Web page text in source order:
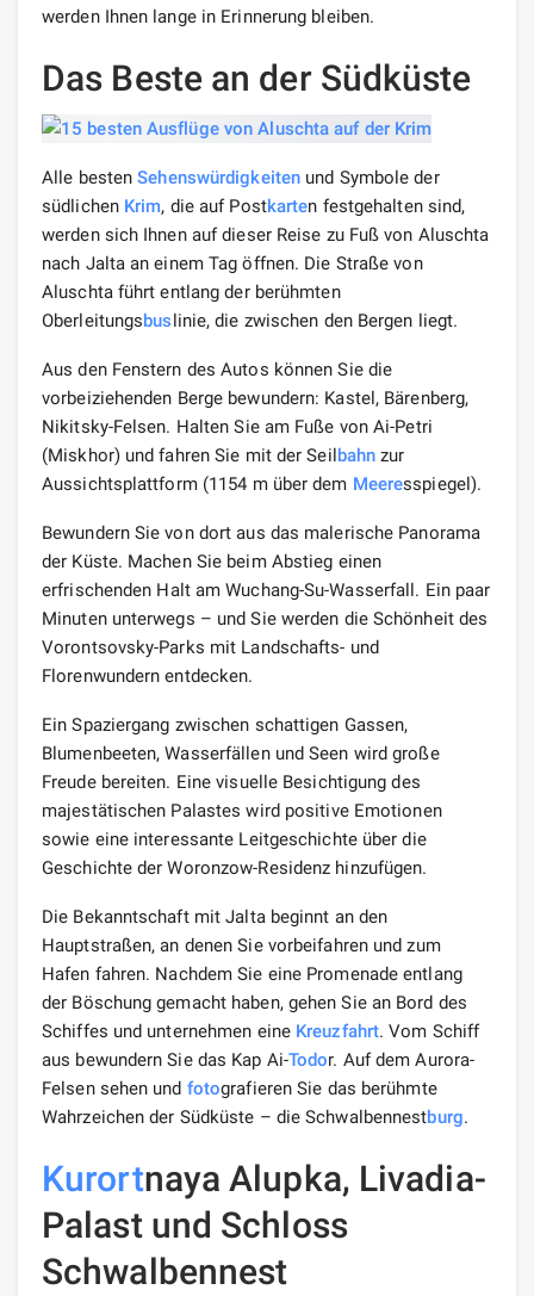
werden Ihnen lange in Erinnerung bleiben.
Das Beste an der Südküste
Alle bestenSehenswürdigkeiten und Symbole der
südlichen Krim, die auf Postkarten festgehalten sind,
werden sich Ihnen auf dieser Reise zu Fuß von Aluschta
nach Jalta an einem Tag öffnen. Die Straße von
Aluschta führt entlang der berühmten
Oberleitungsbuslinie, die zwischen den Bergen liegt.
Aus den Fenstern des Autos können Sie die
vorbeiziehenden Berge bewundern: Kastel, Bärenberg,
Nikitsky-Felsen. Halten Sie am Fuße von Ai-Petri
(Miskhor) und fahren Sie mit der Seilbahn zur
Aussichtsplattform (1154 m über dem Meeresspiegel).
Bewundern Sie von dort aus das malerische Panorama
der Küste. Machen Sie beim Abstieg einen
erfrischenden Halt am Wuchang-Su-Wasserfall. Ein paar
Minuten unterwegs – und Sie werden die Schönheit des
Vorontsovsky-Parks mit Landschafts- und
Florenwundern entdecken.
Ein Spaziergang zwischen schattigen Gassen,
Blumenbeeten, Wasserfällen und Seen wird große
Freude bereiten. Eine visuelle Besichtigung des
majestätischen Palastes wird positive Emotionen
sowie eine interessante Leitgeschichte über die
Geschichte der Woronzow-Residenz hinzufügen.
Die Bekanntschaft mit Jalta beginnt an den
Hauptstraßen, an denen Sie vorbeifahren und zum
Hafen fahren. Nachdem Sie eine Promenade entlang
der Böschung gemacht haben, gehen Sie an Bord des
Schiffes und unternehmen eine Kreuzfahrt. Vom Schiff
aus bewundern Sie das Kap Ai-Todor. Auf dem Aurora-
Felsen sehen und fotografieren Sie das berühmte
Wahrzeichen der Südküste – die Schwalbennestburg.
Kurortnaya Alupka, Livadia-
Palast und Schloss
Schwalbennest